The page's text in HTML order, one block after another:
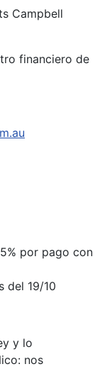
Campbell
financiero de
por pago con
del 19/10
y lo
nos